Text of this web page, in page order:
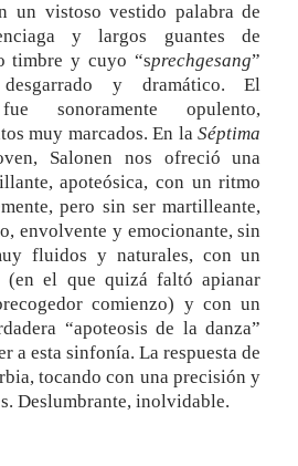
un vistoso vestido palabra de
y largos guantes de
timbre y cuyo “sprechgesang”
y dramático. El
fue sonoramente opulento,
muy marcados. En laSéptima
Salonen nos ofreció una
apoteósica, con un ritmo
pero sin ser martilleante,
envolvente y emocionante, sin
fluidos y naturales, con un
(en el que quizá faltó apianar
comienzo) y con un
“apoteosis de la danza”
a esta sinfonía. La respuesta de
tocando con una precisión y
Deslumbrante, inolvidable.